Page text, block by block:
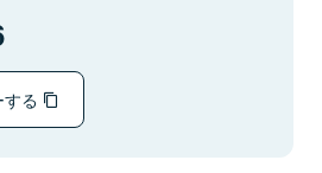
る